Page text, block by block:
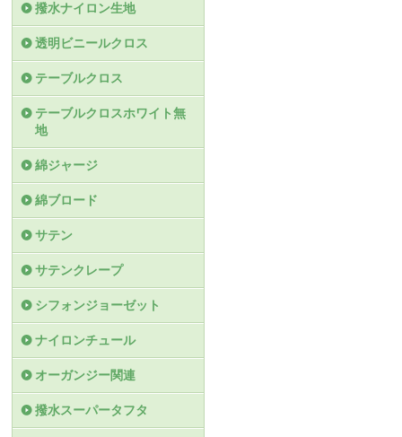
撥水ナイロン生地
透明ビニールクロス
テーブルクロス
テーブルクロスホワイト無
地
綿ジャージ
綿ブロード
サテン
サテンクレープ
シフォンジョーゼット
ナイロンチュール
オーガンジー関連
撥水スーパータフタ